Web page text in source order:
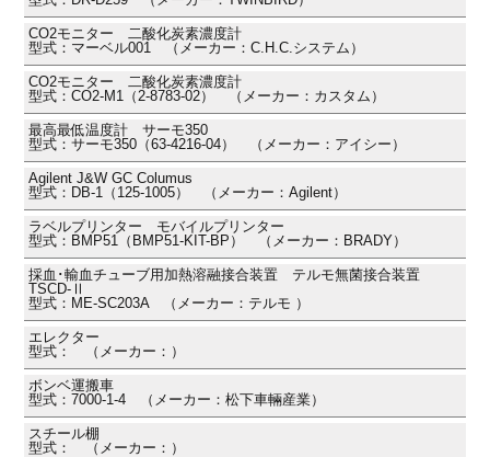
CO2モニター 二酸化炭素濃度計
型式：マーベル001 （メーカー：C.H.C.システム）
CO2モニター 二酸化炭素濃度計
型式：CO2-M1（2-8783-02） （メーカー：カスタム）
最高最低温度計 サーモ350
型式：サーモ350（63-4216-04） （メーカー：アイシー）
Agilent J&W GC Columus
型式：DB-1（125-1005） （メーカー：Agilent）
ラベルプリンター モバイルプリンター
型式：BMP51（BMP51-KIT-BP） （メーカー：BRADY）
採血･輸血チューブ用加熱溶融接合装置 テルモ無菌接合装置
TSCD-Ⅱ
型式：ME-SC203A （メーカー：テルモ ）
エレクター
型式： （メーカー：）
ボンベ運搬車
型式：7000-1-4 （メーカー：松下車輛産業）
スチール棚
型式： （メーカー：）